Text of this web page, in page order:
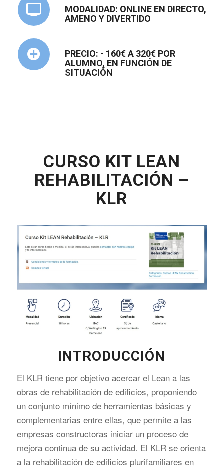
MODALIDAD: ONLINE EN DIRECTO,
AMENO Y DIVERTIDO
PRECIO: - 160€ A 320€ POR
ALUMNO, EN FUNCIÓN DE
SITUACIÓN
CURSO KIT LEAN
REHABILITACIÓN –
KLR
INTRODUCCIÓN
El KLR tiene por objetivo acercar el Lean a las
obras de rehabilitación de edificios, proponiendo
un conjunto mínimo de herramientas básicas y
complementarias entre ellas, que permite a las
empresas constructoras iniciar un proceso de
mejora continua de su actividad. El KLR se orienta
a la rehabilitación de edificios plurifamiliares en